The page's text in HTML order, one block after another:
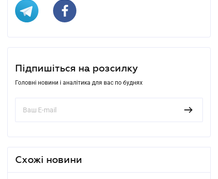
Підпишіться на розсилку
Головні новини і аналітика для вас по буднях
Схожі новини